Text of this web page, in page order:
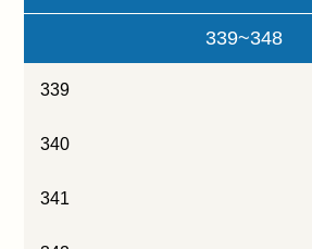
339~348
339
340
341